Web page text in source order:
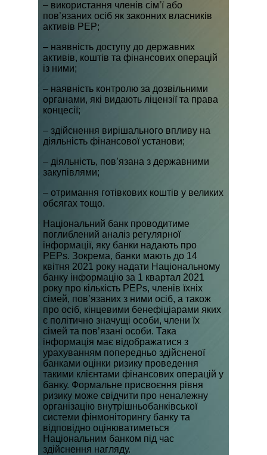
– використання членів сім’ї або
пов’язаних осіб як законних власників
активів PEP;
– наявність доступу до державних
активів, коштів та фінансових операцій
із ними;
– наявність контролю за дозвільними
органами, які видають ліцензії та права
концесії;
– здійснення вирішального впливу на
діяльність фінансової установи;
– діяльність, пов’язана з державними
закупівлями;
– отримання готівкових коштів у великих
обсягах тощо.
Національний банк проводитиме
поглиблений аналіз регулярної
інформації, яку банки надають про
PEPs. Зокрема, банки мають до 14
квітня 2021 року надати Національному
банку інформацію за 1 квартал 2021
року про кількість PEPs, членів їхніх
сімей, пов’язаних з ними осіб, а також
про осіб, кінцевими бенефіціарами яких
є політично значущі особи, члени їх
сімей та пов’язані особи. Така
інформація має відображатися з
урахуванням попередньо здійсненої
банками оцінки ризику проведення
такими клієнтами фінансових операцій у
банку. Формальне присвоєння рівня
ризику може свідчити про неналежну
організацію внутрішньобанківської
системи фінмоніторингу банку та
відповідно оцінюватиметься
Національним банком під час
здійснення нагляду.